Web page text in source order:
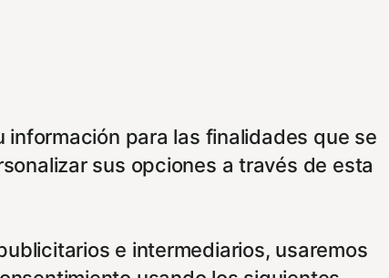
para las finalidades que se
sus opciones a través de esta
e intermediarios, usaremos